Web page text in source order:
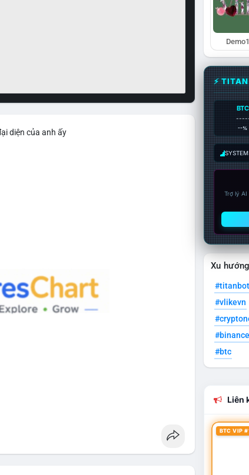
diện của anh ấy
⚡
BTC
--%
Trợ lý
Xu
#titanbot
#vlikevn
#btc
Liên
BTC VIP